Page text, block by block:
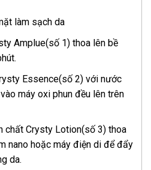
làm sạch da
Amplue(số 1) thoa lên bề
Essence(số 2) với nước
máy oxi phun đều lên trên
chất Crysty Lotion(số 3) thoa
nano hoặc máy điện di để đẩy
da.